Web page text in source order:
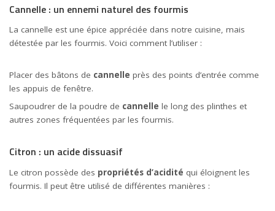
Cannelle : un ennemi naturel des fourmis
La cannelle est une épice appréciée dans notre cuisine, mais
détestée par les fourmis. Voici comment l’utiliser :
Placer des bâtons de cannelle près des points d’entrée comme
les appuis de fenêtre.
Saupoudrer de la poudre de cannelle le long des plinthes et
autres zones fréquentées par les fourmis.
Citron : un acide dissuasif
Le citron possède des propriétés d’acidité qui éloignent les
fourmis. Il peut être utilisé de différentes manières :